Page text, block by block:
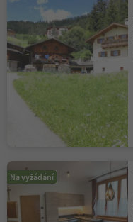
Na vyžádání